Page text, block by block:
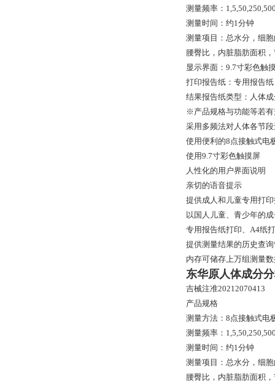
测量频率：
测量时间：约1分钟
测量项目：总水分，细
腰臀比，内脏脂肪面积
显示界面：9.7寸彩色触
打印报告纸：专用报告
结果报告纸类型：人体
※产品规格与功能等若
采用多频法对人体各节
使用便利的8点接触式电
使用9.7寸彩色触摸屏
人性化的用户界面说明
亲切的语音提示
提供成人和儿童专用打
以国人儿童、青少年的
专用报告纸打印、A4纸
提供测量结果的历史查
内存可储存上万组测量
东华原人体成分
吉械注准20212070413
产品规格
测量方法：8点接触式电
测量频率：
测量时间：约1分钟
测量项目：总水分，细
腰臀比，内脏脂肪面积